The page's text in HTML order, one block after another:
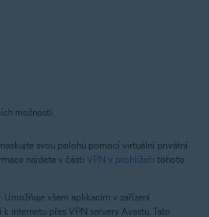
možností:
svou polohu pomocí virtuální privátní
najdete v části VPN v prohlížeči tohoto
: Umožňuje všem aplikacím v zařízení
internetu přes VPN servery Avastu. Tato